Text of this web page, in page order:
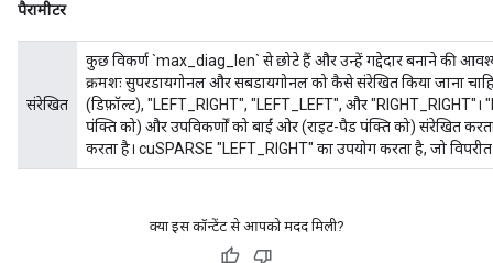
पैरामीटर
संरेखित
कुछ विकर्ण `max_diag_len` से छोटे हैं और उन्हें गद्देदार बनाने की
क्रमशः सुपरडायगोनल और सबडायगोनल को कैसे संरेखित किया जाना
(डिफ़ॉल्ट), "LEFT_RIGHT", "LEFT_LEFT", और
पंक्ति को) और उपविकर्णों को बाईं ओर (राइट-पैड पंक्ति को) संरेखित
करता है। cuSPARSE "LEFT_RIGHT" का उपयोग करता है, जो
क्या इस कॉन्टेंट से आपको मदद मिली?